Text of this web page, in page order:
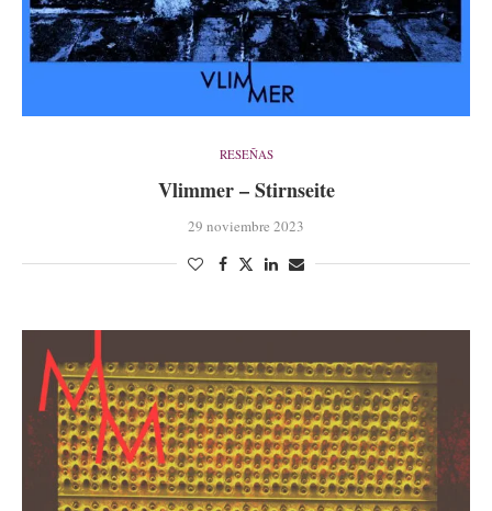
RESEÑAS
Vlimmer – Stirnseite
29 noviembre 2023